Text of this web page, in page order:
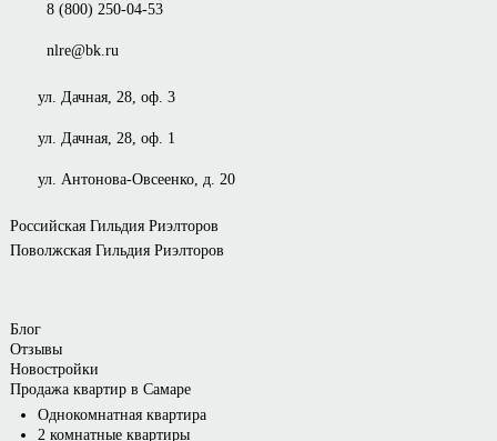
8 (800) 250-04-53
nlre@bk.ru
ул. Дачная, 28, оф. 3
ул. Дачная, 28, оф. 1
ул. Антонова-Овсеенко, д. 20
Российская Гильдия Риэлторов
Поволжская Гильдия Риэлторов
Блог
Отзывы
Новостройки
Продажа квартир в Самаре
Однокомнатная квартира
2 комнатные квартиры